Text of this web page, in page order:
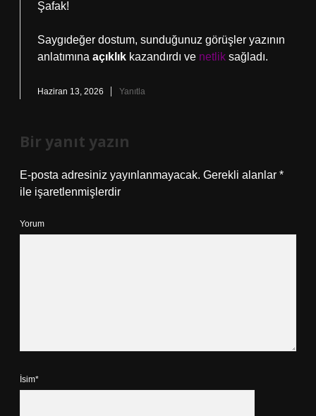
Şafak!
Saygıdeğer dostum, sunduğunuz görüşler yazının
anlatımına açıklık kazandırdı ve netlik sağladı.
Haziran 13, 2026 Yanıtla
Bir yanıt yazın
E-posta adresiniz yayınlanmayacak. Gerekli alanlar *
ile işaretlenmişlerdir
Yorum
İsim*